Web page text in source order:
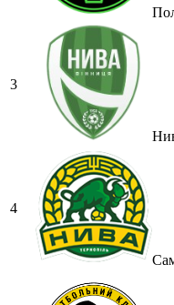
3
4